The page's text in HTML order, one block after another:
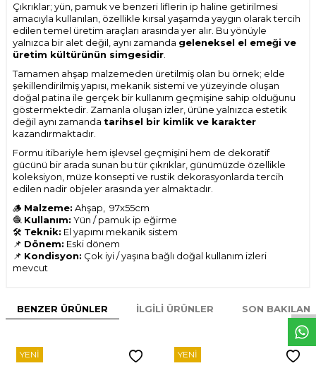
W
h
t
s
p
p
D
e
s
e
H
a
t
t
Çıkrıklar; yün, pamuk ve benzeri liflerin ip haline getirilmesi
amacıyla kullanılan, özellikle kırsal yaşamda yaygın olarak tercih
edilen temel üretim araçları arasında yer alır. Bu yönüyle
yalnızca bir alet değil, aynı zamanda geleneksel el emeği ve
üretim kültürünün simgesidir.
Tamamen ahşap malzemeden üretilmiş olan bu örnek; elde
şekillendirilmiş yapısı, mekanik sistemi ve yüzeyinde oluşan
doğal patina ile gerçek bir kullanım geçmişine sahip olduğunu
göstermektedir. Zamanla oluşan izler, ürüne yalnızca estetik
değil aynı zamanda tarihsel bir kimlik ve karakter
kazandırmaktadır.
Formu itibariyle hem işlevsel geçmişini hem de dekoratif
gücünü bir arada sunan bu tür çıkrıklar, günümüzde özellikle
koleksiyon, müze konsepti ve rustik dekorasyonlarda tercih
edilen nadir objeler arasında yer almaktadır.
🪵 Malzeme: Ahşap, 97x55cm
🧶 Kullanım: Yün / pamuk ip eğirme
🛠 Teknik: El yapımı mekanik sistem
📌 Dönem: Eski dönem
📌 Kondisyon: Çok iyi / yaşına bağlı doğal kullanım izleri
mevcut
BENZER ÜRÜNLER İLGILI ÜRÜNLER SON
YENI YENI